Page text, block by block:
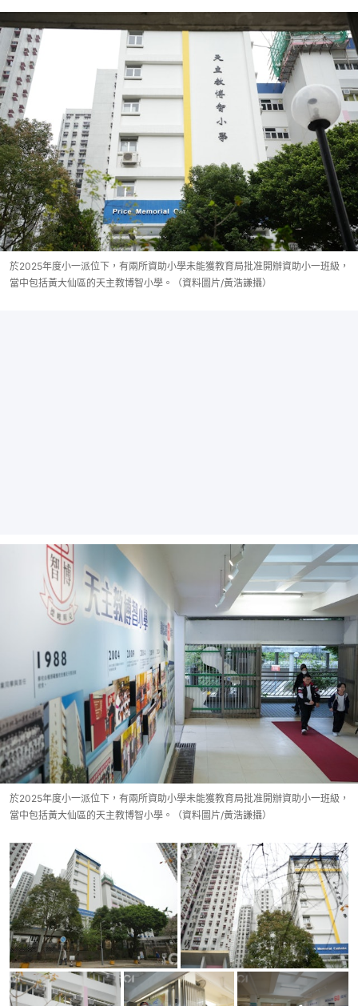
於2025年度小一派位下，有兩所資助小學未能獲教育局批准開辦資助小一班級，
當中包括黃大仙區的天主教博智小學。（資料圖片/黃浩謙攝）
於2025年度小一派位下，有兩所資助小學未能獲教育局批准開辦資助小一班級，
當中包括黃大仙區的天主教博智小學。（資料圖片/黃浩謙攝）